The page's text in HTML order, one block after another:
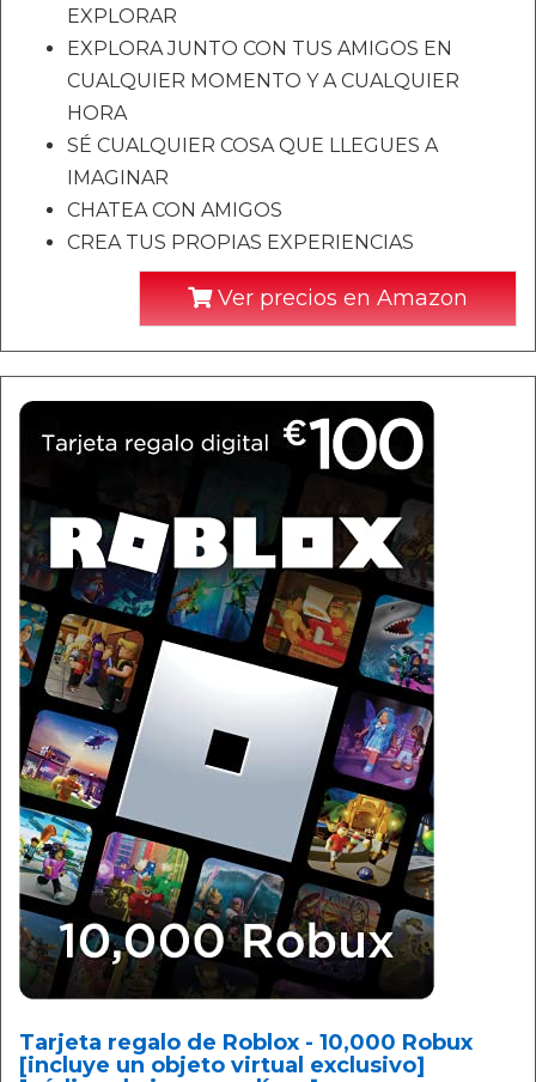
EXPLORAR
EXPLORA JUNTO CON TUS AMIGOS EN
CUALQUIER MOMENTO Y A CUALQUIER
HORA
SÉ CUALQUIER COSA QUE LLEGUES A
IMAGINAR
CHATEA CON AMIGOS
CREA TUS PROPIAS EXPERIENCIAS
Ver precios en Amazon
Tarjeta regalo de Roblox - 10,000 Robux
[incluye un objeto virtual exclusivo]